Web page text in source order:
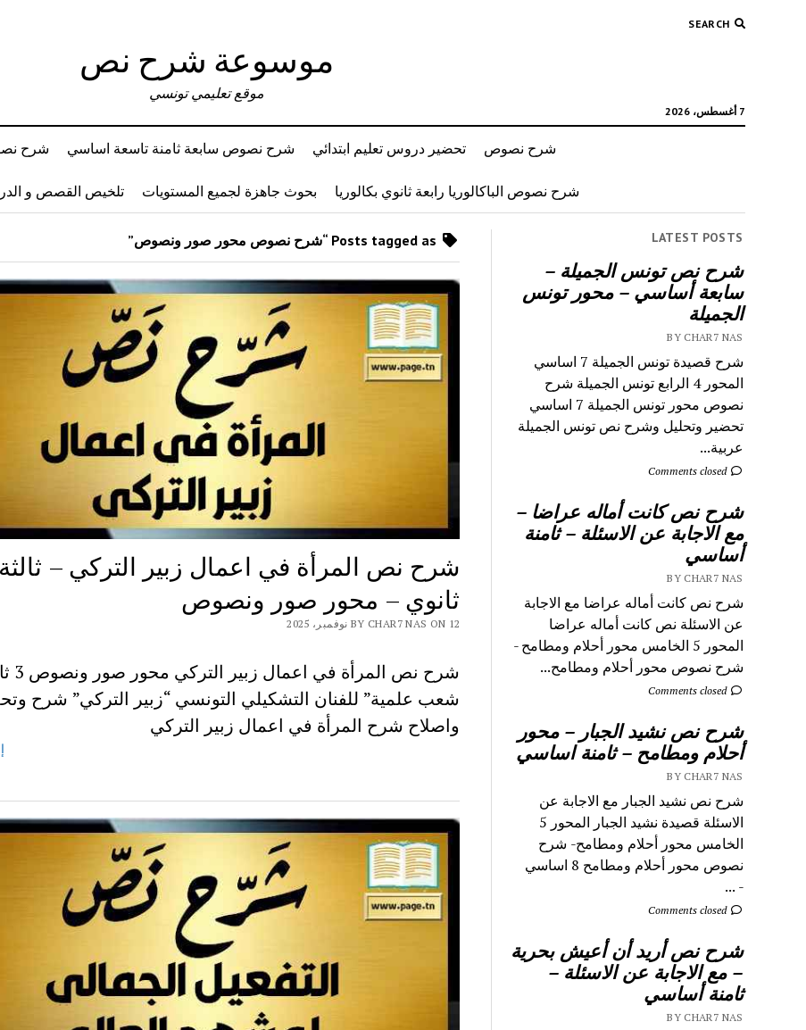
SEARCH
موسوعة شرح نص
7 أغسطس، 2026
موقع تعليمي تونسي
شرح نصوص تحضير دروس تعليم ابتدائي شرح نصوص سابعة ثامنة تاسعة اساسي شرح
شرح نصوص الباكالوريا رابعة ثانوي بكالوريا بحوث جاهزة لجميع المستويات تلخيص القصص و
LATEST POSTS
شرح نص تونس الجميلة –
سابعة أساسي – محور تونس
الجميلة
BY CHAR7 NAS
شرح قصيدة تونس الجميلة 7 اساسي
المحور 4 الرابع تونس الجميلة شرح
نصوص محور تونس الجميلة 7 اساسي
تحضير وتحليل وشرح نص تونس الجميلة
عربية...
Comments closed
شرح نص كانت أماله عراضا –
مع الاجابة عن الاسئلة – ثامنة
أساسي
BY CHAR7 NAS
شرح نص كانت أماله عراضا مع الاجابة
عن الاسئلة نص كانت أماله عراضا
المحور 5 الخامس محور أحلام ومطامح -
شرح نصوص محور أحلام ومطامح...
Comments closed
شرح نص نشيد الجبار – محور
أحلام ومطامح – ثامنة اساسي
BY CHAR7 NAS
شرح نص نشيد الجبار مع الاجابة عن
الاسئلة قصيدة نشيد الجبار المحور 5
الخامس محور أحلام ومطامح- شرح
نصوص محور أحلام ومطامح 8 اساسي
- ...
Comments closed
شرح نص أريد أن أعيش بحرية
– مع الاجابة عن الاسئلة –
ثامنة أساسي
BY CHAR7 NAS
شرح نص المرأة في اعمال زبير التركي – ثالثة
ثانوي – محور صور ونصوص
BY CHAR7 NAS ON 12 نوفمبر، 2025
شرح نص
شعب علمية” للفنان التشكيلي التونسي “زبير التركي” شرح
واصلاح شرح المرأة في اعمال زبير التركي